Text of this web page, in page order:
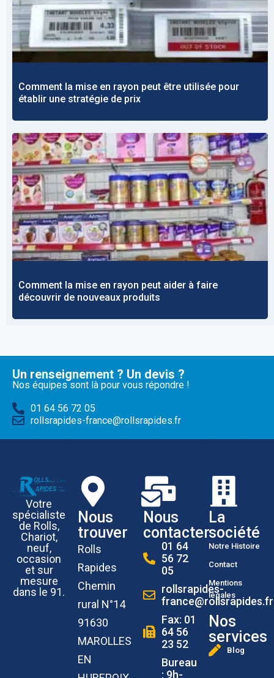
Comment la mise en rayon peut être utilisée pour
établir une stratégie de prix
Comment la mise en rayon peut aider à faire
découvrir de nouveaux produits
Un renseignement ? Un devis ?
Nos équipes sont là pour vous répondre !
01 64 56 72 05
rollsrapides-france@rollsrapides.fr
Votre
spécialiste
de Rolls,
Chariot,
neuf,
occasion
et sur
mesure
dans le 91.
Nous
trouver
Rolls
Rapides
Chemin
rural N°14
91630
MAROLLES
EN
Nous
contacter
01 64
56 72
05
rollsrapides-
france@rollsrapides.fr
Fax: 01
64 56
23 52
Bureau
: 9h-
La
société
Notre Histoire
Contact
Mentions
légales
Nos
services
Blog